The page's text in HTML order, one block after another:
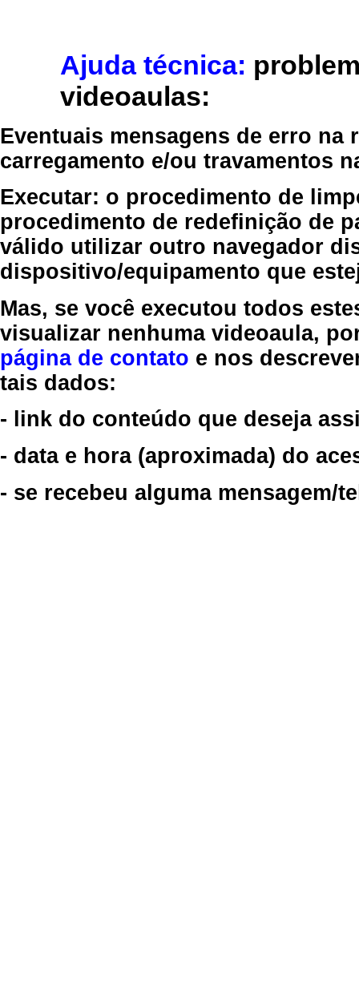
Ajuda técnica:
videoaulas:
Eventuais mensagens de erro
carregamento e/ou travamentos
Executar: o procedimento de
procedimento de redefinição de
válido utilizar outro navegador
dispositivo/equipamento que
Mas, se você executou todos
visualizar nenhuma videoaula,
página de contato e nos
tais dados:
- link do conteúdo que deseja
- data e hora (aproximada) do
- se recebeu alguma mensagem/